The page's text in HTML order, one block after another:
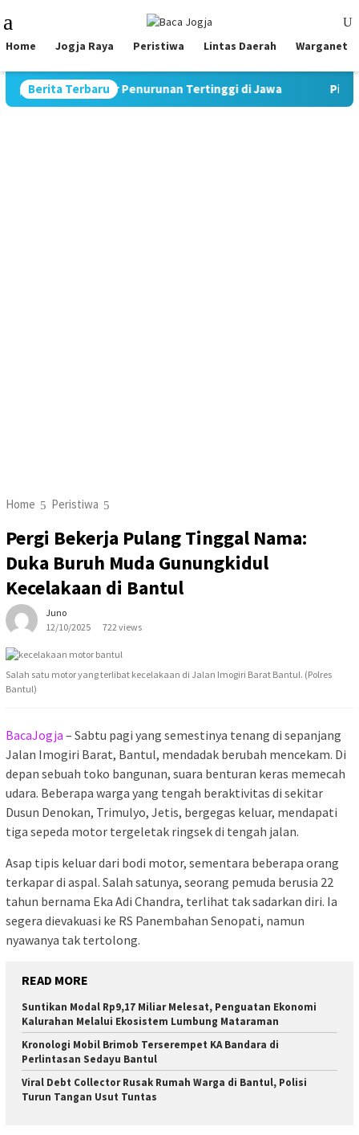
to
content
Menu
Home Jogja Raya Peristiwa Lintas Daerah Warganet
Berita Terbaru
Rekor Penurunan Tertinggi di Jawa Pimpin Strategi
Home Peristiwa
Pergi Bekerja Pulang Tinggal Nama:
Duka Buruh Muda Gunungkidul
Kecelakaan di Bantul
Juno
12/10/2025
722 views
Salah satu motor yang terlibat kecelakaan di Jalan Imogiri Barat Bantul. (Polres
Bantul)
BacaJogja – Sabtu pagi yang semestinya tenang di sepanjang
Jalan Imogiri Barat, Bantul, mendadak berubah mencekam. Di
depan sebuah toko bangunan, suara benturan keras memecah
udara. Beberapa warga yang tengah beraktivitas di sekitar
Dusun Denokan, Trimulyo, Jetis, bergegas keluar, mendapati
tiga sepeda motor tergeletak ringsek di tengah jalan.
Asap tipis keluar dari bodi motor, sementara beberapa orang
terkapar di aspal. Salah satunya, seorang pemuda berusia 22
tahun bernama Eka Adi Chandra, terlihat tak sadarkan diri. Ia
segera dievakuasi ke RS Panembahan Senopati, namun
nyawanya tak tertolong.
READ MORE
Suntikan Modal Rp9,17 Miliar Melesat, Penguatan Ekonomi
Kalurahan Melalui Ekosistem Lumbung Mataraman
Kronologi Mobil Brimob Terserempet KA Bandara di
Perlintasan Sedayu Bantul
Viral Debt Collector Rusak Rumah Warga di Bantul, Polisi
Turun Tangan Usut Tuntas